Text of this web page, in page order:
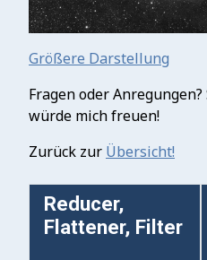
Größere Darstellung
Fragen oder
würde mich freuen!
Zurück zur Übersicht!
Reducer,
Flattener, Filter